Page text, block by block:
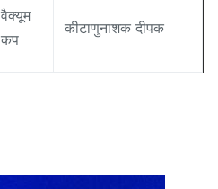
वैक्यूम
कप
कीटाणुनाशक दीपक